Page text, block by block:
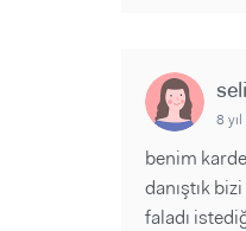
8
benim
danıştık
faladı